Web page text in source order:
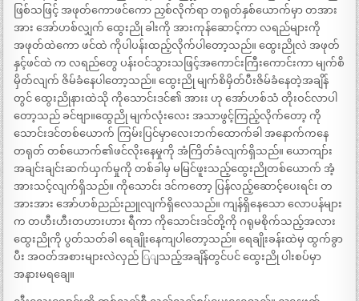
ဖြစ်သဖြင့် အဖုတ်ကောဖင်ကော ညှစ်လိုက်ရာ တရုတ်နှစ်ယောက်မှာ တအား
အား အော်ဟစ်လျှက် ထွေးညို ခါးကို အားကုန်ဆောင့်ကာ လရည်များကို
အဖုတ်ထဲကော ဖင်ထဲ ကိုပါပန်းထည့်လိုက်ပါတော့သည်။ ထွေးညိုလဲ အဖုတ်
နှင့်ဖင်ထဲ က လရည်တွေ ပန်းဝင်သွားသဖြင့်အကောင်းကြီးကောင်းကာ မျက်စိ
မှိတ်လျက် ဇိမ်ခံနေပါတော့သည်။ ထွေးညို မျက်စိမှိတ်ပီးဇိမ်ခံနေတဲ့အချိန်
တွင် ထွေးညိုနားထဲသို ကိုသောင်းဒင်၏ အားး ဟု အော်ဟစ်သံ တိုးဝင်လာပါ
တော့သည် ခင်ဗျာ။ထွေညို မျက်လုံးလေး အသာဖွင့်ကြည့်လိုက်တော့ ကို
သောင်းဒင်တစ်ယောက် ကြမ်းပြင်မှာလေးဘက်ထောက်ခါ အနောက်ကနေ
တရုတ် တစ်ယောက်၏ဖင်လိုးနေမှုကို အံကြိတ်ခံလျက်ရှိသည်။ ယောကျာ်း
အချင်းချင်းဆက်ယှက်မှုကို တစ်ခါမှ မမြင်ဖူးသည့်ထွေးညိုတစ်ယောက် အံ့
အားသင့်လျက်ရှိသည်။ ကိုသောင်း ဒင်ကတော့ ပြန်လည့်ဆောင့်ပေးရင်း တ
အားအား အော်ဟစ်ညည်းညူလျက်ရှိလေသည်။ ကျန်ရှိနေသော လောပန်များ
က တဟီးဟီးတဟားဟား ရီကာ ကိုသောင်းဒင်တို့ကို ဂရုမစိုက်သည့်အလား
ထွေးညိုကို ပွတ်သတ်ခါ ရေချိုးနေကျပါတော့သည်။ ရေချိုးခန်းထဲမှ ထွက်ခွာ
ပီး အဝတ်အစားများလဲလှည် ြျသည့်အချိန်တွင်ပင် ထွေးညို ပါးစပ်မှာ
အနားမရချေ။